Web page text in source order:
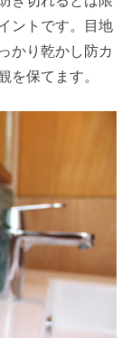
ントです。目地
かり乾かし防カ
を保てます。